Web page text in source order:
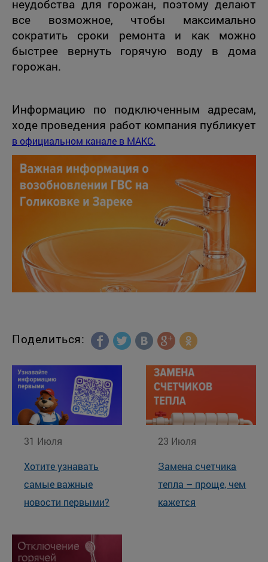
неудобства для горожан, поэтому делают
все возможное, чтобы максимально
сократить сроки ремонта и как можно
быстрее вернуть горячую воду в дома
горожан.
Информацию по подключенным адресам,
ходе проведения работ компания публикует
в официальном канале в МАКС.
Поделиться:
31 Июля
Хотите узнавать
самые важные
новости первыми?
23 Июля
Замена счетчика
тепла – проще, чем
кажется